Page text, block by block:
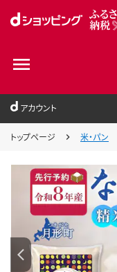
アカウント
トップページ 米・パン